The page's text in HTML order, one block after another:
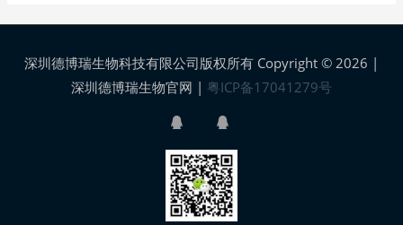
深圳德博瑞生物科技有限公司版权所有 Copyright © 2026 |
深圳德博瑞生物官网 | 粤ICP备17041279号